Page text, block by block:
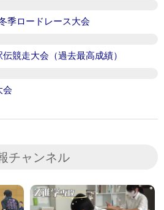
季ロードレース大会
競走大会（過去最高成績）
会
チャンネル